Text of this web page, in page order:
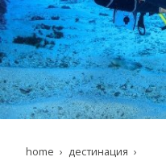
home
дестинация